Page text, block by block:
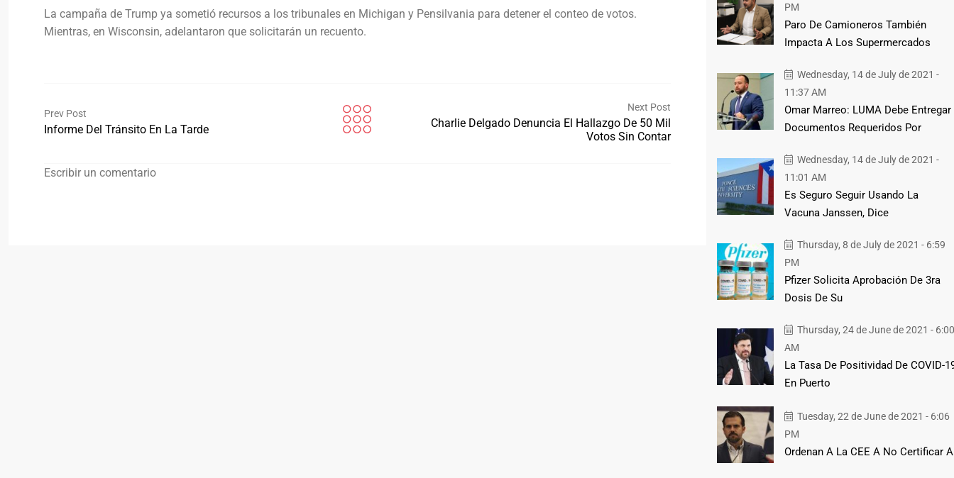
La campaña de Trump ya sometió recursos a los tribunales en Michigan y Pensilvania para detener el conteo de votos.
Mientras, en Wisconsin, adelantaron que solicitarán un recuento.
Prev Post
Informe Del Tránsito En La Tarde
Next Post
Charlie Delgado Denuncia El Hallazgo De 50 Mil
Votos Sin Contar
Escribir un comentario
PM
Paro De Camioneros También
Impacta A Los Supermercados
Wednesday, 14 de July de 2021 -
11:37 AM
Omar Marreo: LUMA Debe Entregar
Documentos Requeridos Por
Wednesday, 14 de July de 2021 -
11:01 AM
Es Seguro Seguir Usando La
Vacuna Janssen, Dice
Thursday, 8 de July de 2021 - 6:59
PM
Pfizer Solicita Aprobación De 3ra
Dosis De Su
Thursday, 24 de June de 2021 - 6:00
AM
La Tasa De Positividad De COVID-
En Puerto
Tuesday, 22 de June de 2021 - 6:06
PM
Ordenan A La CEE A No Certificar A